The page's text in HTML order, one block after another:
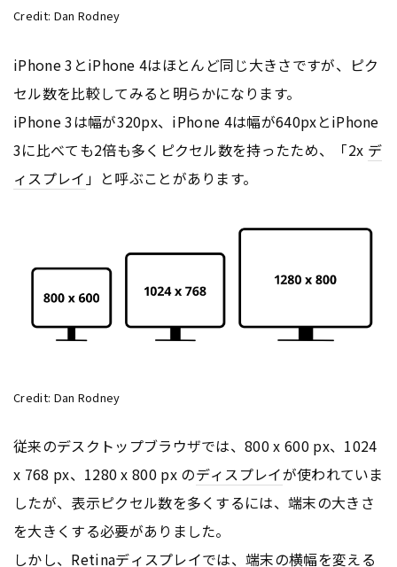
Credit: Dan Rodney
iPhone 3とiPhone 4はほとんど同じ大きさですが、ピク
セル数を比較してみると明らかになります。
iPhone 3は幅が320px、iPhone 4は幅が640pxとiPhone
3に比べても2倍も多くピクセル数を持ったため、「2x デ
ィスプレイ」と呼ぶことがあります。
Credit: Dan Rodney
従来のデスクトップブラウザでは、800 x 600 px、1024
x 768 px、1280 x 800 px のディスプレイが使われていま
したが、表示ピクセル数を多くするには、端末の大きさ
を大きくする必要がありました。
しかし、Retinaディスプレイでは、端末の横幅を変える